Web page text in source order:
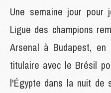
Une semaine jour
Ligue des champions
Arsenal à Budapest, en
titulaire avec le Brésil
l'Égypte dans la nuit de